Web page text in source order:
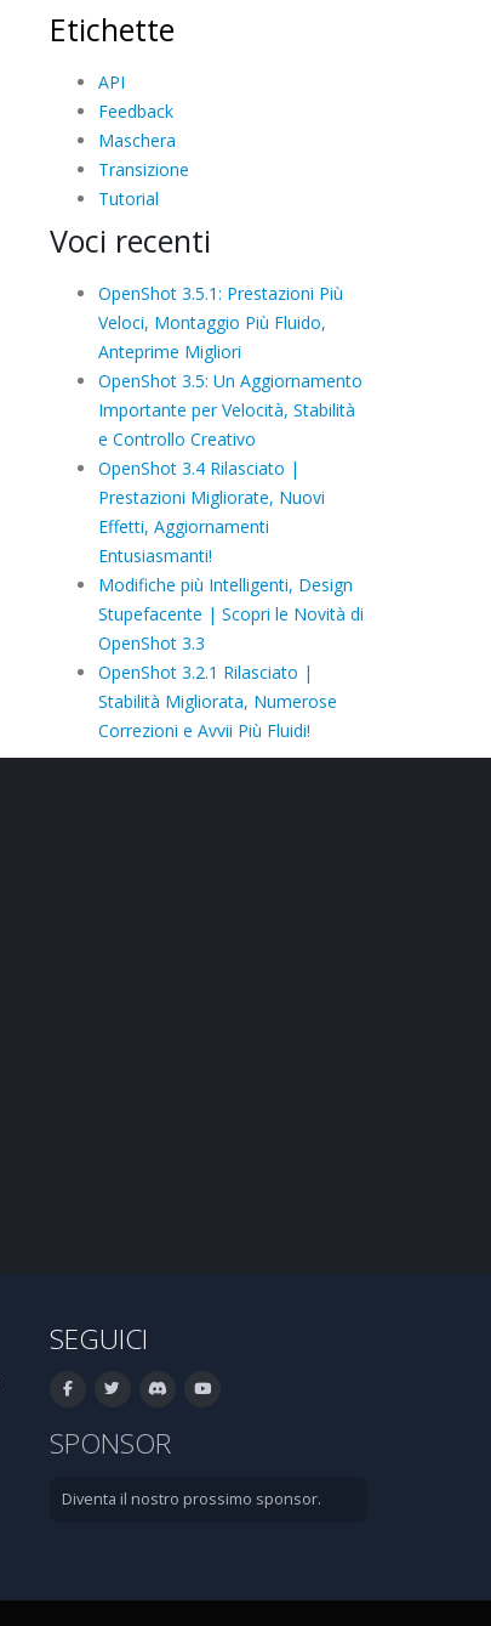
Etichette
API
Feedback
Maschera
Transizione
Tutorial
Voci recenti
OpenShot 3.5.1: Prestazioni Più
Veloci, Montaggio Più Fluido,
Anteprime Migliori
OpenShot 3.5: Un Aggiornamento
Importante per Velocità, Stabilità
e Controllo Creativo
OpenShot 3.4 Rilasciato |
Prestazioni Migliorate, Nuovi
Effetti, Aggiornamenti
Entusiasmanti!
Modifiche più Intelligenti, Design
Stupefacente | Scopri le Novità di
OpenShot 3.3
OpenShot 3.2.1 Rilasciato |
Stabilità Migliorata, Numerose
Correzioni e Avvii Più Fluidi!
SEGUICI
SPONSOR
Diventa il nostro prossimo sponsor.